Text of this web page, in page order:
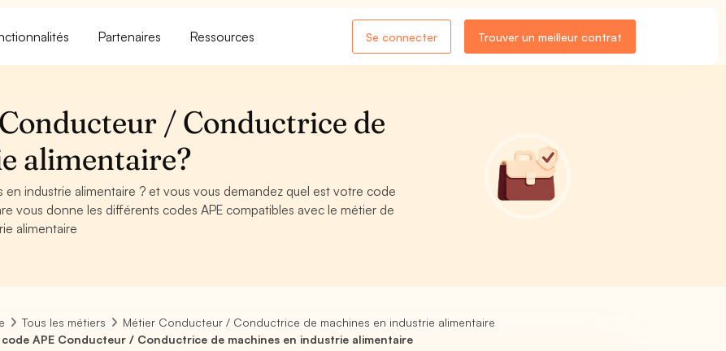
Partenaires Ressources Se connecter Trouver un meilleur contrat
/ Conductrice de
alimentaire?
industrie alimentaire ? et vous vous demandez quel est votre code
vous donne les différents codes APE compatibles avec le métier de
alimentaire
Tous les métiers
Métier Conducteur / Conductrice de machines en industrie alimentaire
code APE Conducteur / Conductrice de machines en industrie alimentaire